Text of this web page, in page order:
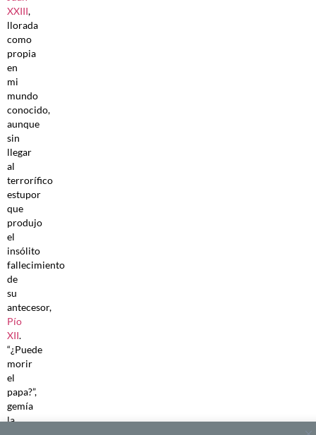
XXIII,
llorada
como
propia
en
mi
mundo
conocido,
aunque
sin
llegar
al
terrorífico
estupor
que
produjo
el
insólito
fallecimiento
de
su
antecesor,
Pío
XII.
“¿Puede
morir
el
papa?”,
gemía
la